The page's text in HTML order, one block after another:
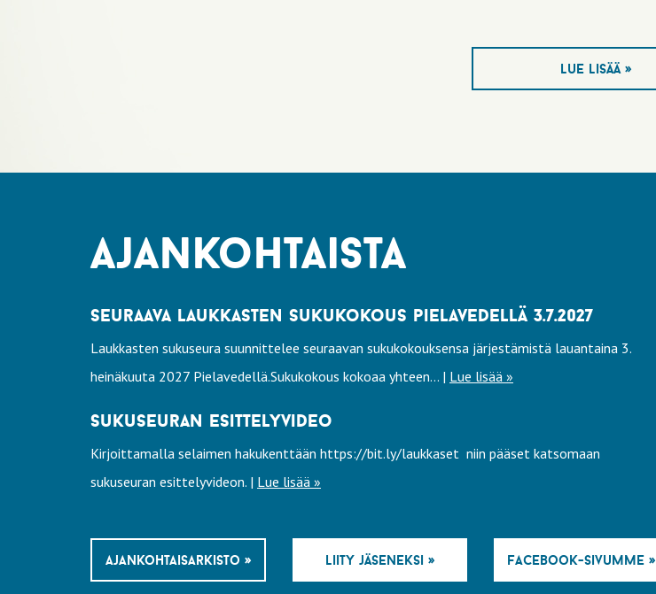
lue lisää »
ajankohtaista
seuraava laukkasten sukukokous pielavedellä 3.7.2027
Laukkasten sukuseura suunnittelee seuraavan sukukokouksensa järjestämistä lauantaina 3.
heinäkuuta 2027 Pielavedellä.Sukukokous kokoaa yhteen... | Lue lisää »
sukuseuran esittelyvideo
Kirjoittamalla selaimen hakukenttään https://bit.ly/laukkaset niin pääset katsomaan
sukuseuran esittelyvideon. | Lue lisää »
ajankohtaisarkisto » liity jäseneksi » facebook-sivumme »